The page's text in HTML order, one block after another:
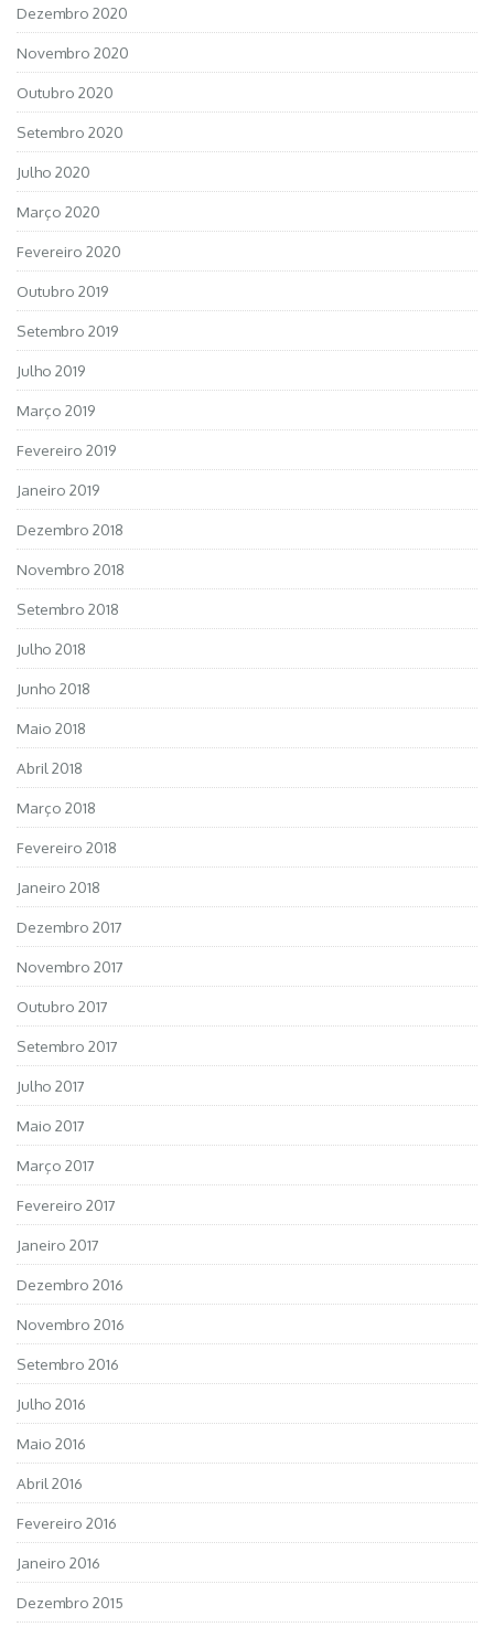
Dezembro 2020
Novembro 2020
Outubro 2020
Setembro 2020
Julho 2020
Março 2020
Fevereiro 2020
Outubro 2019
Setembro 2019
Julho 2019
Março 2019
Fevereiro 2019
Janeiro 2019
Dezembro 2018
Novembro 2018
Setembro 2018
Julho 2018
Junho 2018
Maio 2018
Abril 2018
Março 2018
Fevereiro 2018
Janeiro 2018
Dezembro 2017
Novembro 2017
Outubro 2017
Setembro 2017
Julho 2017
Maio 2017
Março 2017
Fevereiro 2017
Janeiro 2017
Dezembro 2016
Novembro 2016
Setembro 2016
Julho 2016
Maio 2016
Abril 2016
Fevereiro 2016
Janeiro 2016
Dezembro 2015